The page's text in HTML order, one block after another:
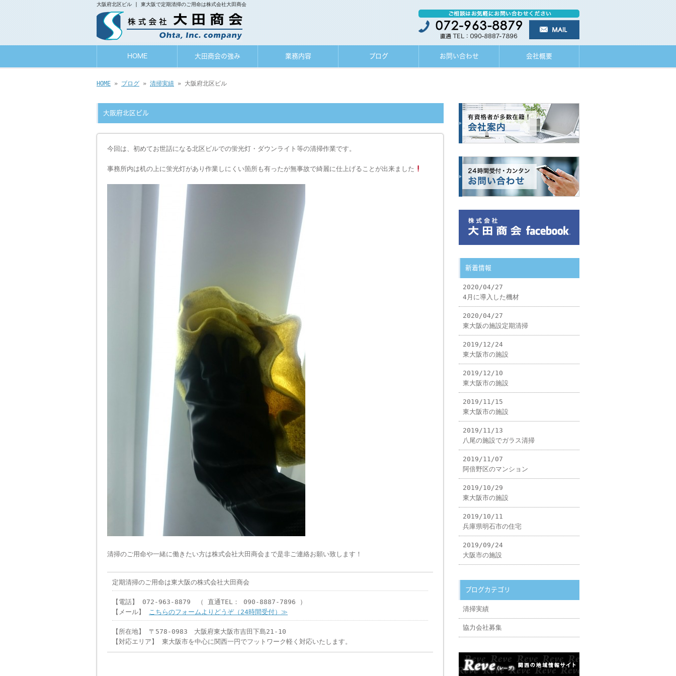
大阪府北区ビル | 東大阪で定期清掃のご用命は株式会社大田商会
HOME 大田商会の強み 業務内容 ブログ お問い合わせ 会社概要
HOME » ブログ » 清掃実績 » 大阪府北区ビル
大阪府北区ビル
今回は、初めてお世話になる北区ビルでの蛍光灯・ダウンライト等の清掃作業です。
事務所内は机の上に蛍光灯があり作業しにくい箇所も有ったが無事故で綺麗に仕上げることが出来ました
清掃のご用命や一緒に働きたい方は株式会社大田商会まで是非ご連絡お願い致します！
定期清掃のご用命は東大阪の株式会社大田商会
【電話】 072-963-8879 （ 直通TEL： 090-8887-7896 ）
【メール】
こちらのフォームよりどうぞ（24時間受付）≫
【所在地】 〒578-0983 大阪府東大阪市吉田下島21-10
【対応エリア】 東大阪市を中心に関西一円でフットワーク軽く対応いたします。
新着情報
2020/04/27
4月に導入した機材
2020/04/27
東大阪の施設定期清掃
2019/12/24
東大阪市の施設
2019/12/10
東大阪市の施設
2019/11/15
東大阪市の施設
2019/11/13
八尾の施設でガラス清掃
2019/11/07
阿倍野区のマンション
2019/10/29
東大阪市の施設
2019/10/11
兵庫県明石市の住宅
2019/09/24
大阪市の施設
ブログカテゴリ
清掃実績
協力会社募集